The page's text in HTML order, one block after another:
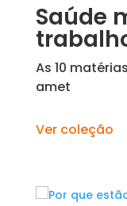
Saúde
As 10
amet
Ver coleção